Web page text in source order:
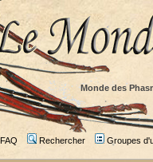
Monde des
FAQ Rechercher Groupes